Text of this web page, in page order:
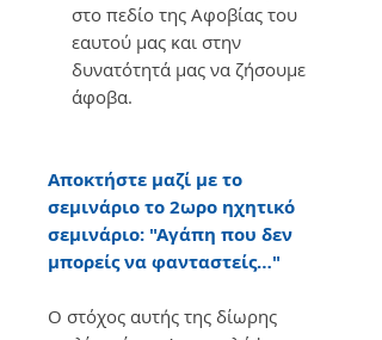
στο πεδίο της Αφοβίας του
εαυτού μας και στην
δυνατότητά μας να ζήσουμε
άφοβα.
Αποκτήστε μαζί με το
σεμινάριο το 2ωρο ηχητικό
σεμινάριο: "Αγάπη που δεν
μπορείς να φανταστείς…"
Ο στόχος αυτής της δίωρης